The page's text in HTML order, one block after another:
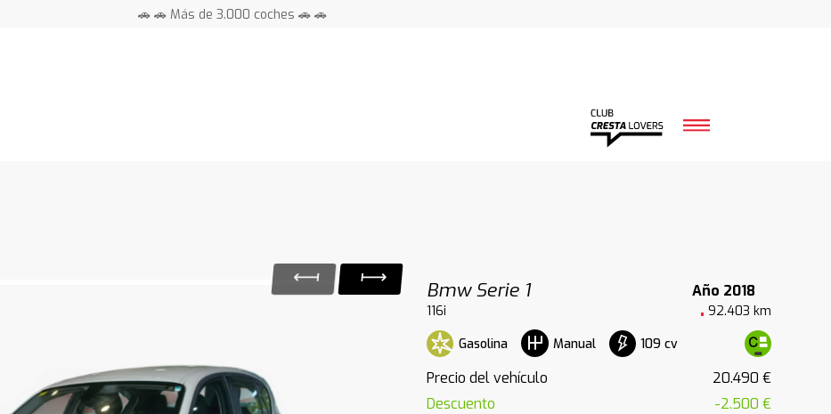
🚗 🚗 Más de 3.000 coches 🚗 🚗
Bmw Serie 1
Año 2018
116i
92.403 km
Gasolina
Manual 109 cv
Precio del vehículo
20.490 €
Descuento
-2.500 €